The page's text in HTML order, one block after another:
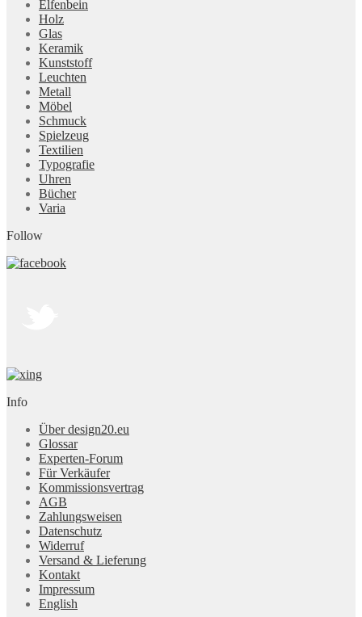
Elfenbein
Holz
Glas
Keramik
Kunststoff
Leuchten
Metall
Möbel
Schmuck
Spielzeug
Textilien
Typografie
Uhren
Bücher
Varia
Follow
Info
Über design20.eu
Glossar
Experten-Forum
Für Verkäufer
Kommissionsvertrag
AGB
Zahlungsweisen
Datenschutz
Widerruf
Versand & Lieferung
Kontakt
Impressum
English